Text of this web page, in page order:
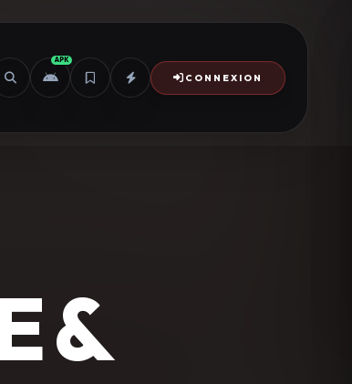
APK
CONNEXION
&